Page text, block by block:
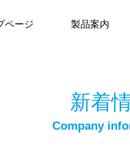
ページ 製品案内
新着